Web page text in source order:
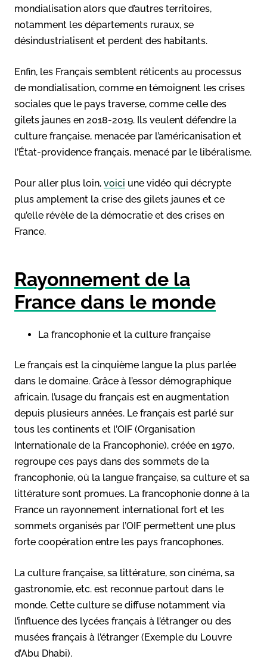
mondialisation alors que d’autres territoires,
notamment les départements ruraux, se
désindustrialisent et perdent des habitants.
Enfin, les Français semblent réticents au processus
de mondialisation, comme en témoignent les crises
sociales que le pays traverse, comme celle des
gilets jaunes en 2018-2019. Ils veulent défendre la
culture française, menacée par l’américanisation et
l’État-providence français, menacé par le libéralisme.
Pour aller plus loin, voici une vidéo qui décrypte
plus amplement la crise des gilets jaunes et ce
qu’elle révèle de la démocratie et des crises en
France.
Rayonnement de la
France dans le monde
La francophonie et la culture française
Le français est la cinquième langue la plus parlée
dans le domaine. Grâce à l’essor démographique
africain, l’usage du français est en augmentation
depuis plusieurs années. Le français est parlé sur
tous les continents et l’OIF (Organisation
Internationale de la Francophonie), créée en 1970,
regroupe ces pays dans des sommets de la
francophonie, où la langue française, sa culture et sa
littérature sont promues. La francophonie donne à la
France un rayonnement international fort et les
sommets organisés par l’OIF permettent une plus
forte coopération entre les pays francophones.
La culture française, sa littérature, son cinéma, sa
gastronomie, etc. est reconnue partout dans le
monde. Cette culture se diffuse notamment via
l’influence des lycées français à l’étranger ou des
musées français à l’étranger (Exemple du Louvre
d’Abu Dhabi).